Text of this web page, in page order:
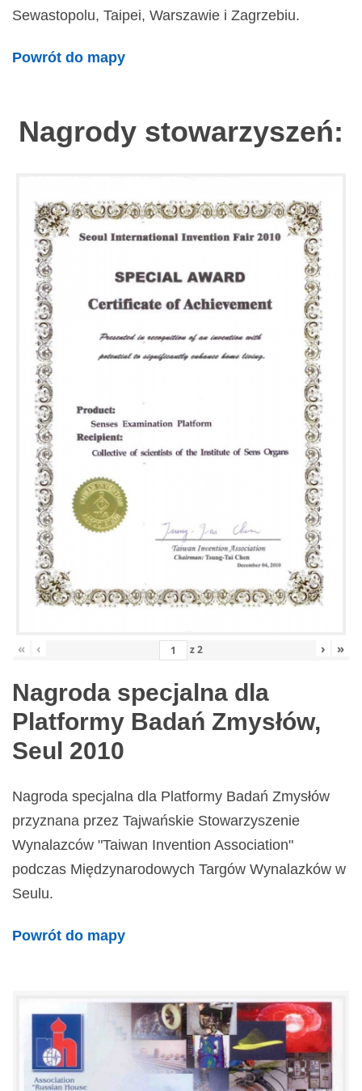
Sewastopolu, Taipei, Warszawie i Zagrzebiu.
Powrót do mapy
Nagrody stowarzyszeń:
« ‹ z2 › »
Nagroda specjalna dla
Platformy Badań Zmysłów,
Seul 2010
Nagroda specjalna dla Platformy Badań Zmysłów
przyznana przez Tajwańskie Stowarzyszenie
Wynalazców "Taiwan Invention Association"
podczas Międzynarodowych Targów Wynalazków w
Seulu.
Powrót do mapy